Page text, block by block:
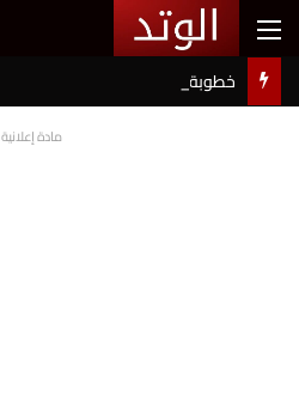
القائمة
مادة إعلانية